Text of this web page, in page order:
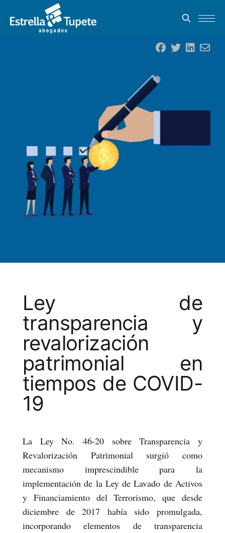
Ley de
transparencia y
revalorización
patrimonial en
tiempos de COVID-
19
La Ley No. 46-20 sobre Transparencia y
Revalorización Patrimonial surgió como
mecanismo imprescindible para la
implementación de la Ley de Lavado de Activos
y Financiamiento del Terrorismo, que desde
diciembre de 2017 había sido promulgada,
incorporando elementos de transparencia